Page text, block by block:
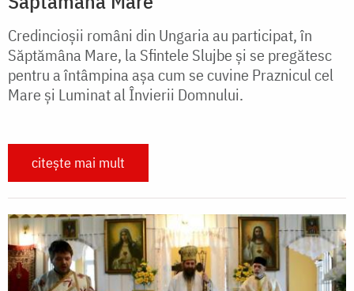
Credincioșii români din Ungaria au participat, în
Săptămâna Mare, la Sfintele Slujbe și se pregătesc
pentru a întâmpina așa cum se cuvine Praznicul cel
Mare și Luminat al Învierii Domnului.
citește mai mult